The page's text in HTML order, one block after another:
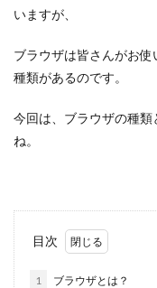
いますが、
ブラウザは皆さんがお
種類があるのです。
今回は、ブラウザの種
ね。
目次
1 ブラウザとは？